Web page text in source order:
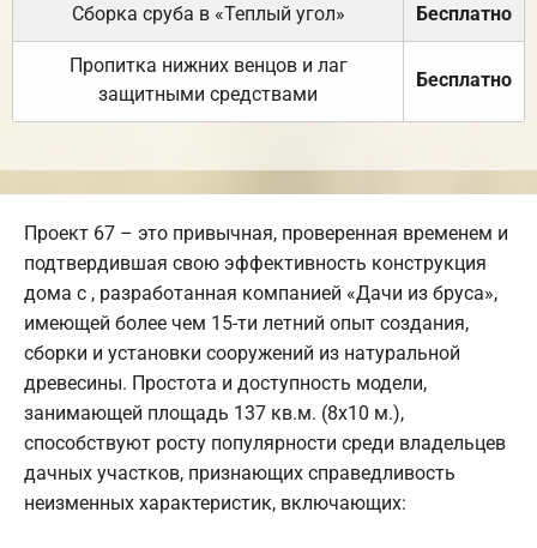
Сборка сруба в «Теплый угол» Бесплатно
Пропитка нижних венцов и лаг
защитными средствами
Бесплатно
Проект 67 – это привычная, проверенная временем и
подтвердившая свою эффективность конструкция
дома с , разработанная компанией «Дачи из бруса»,
имеющей более чем 15-ти летний опыт создания,
сборки и установки сооружений из натуральной
древесины. Простота и доступность модели,
занимающей площадь 137 кв.м. (8х10 м.),
способствуют росту популярности среди владельцев
дачных участков, признающих справедливость
неизменных характеристик, включающих: